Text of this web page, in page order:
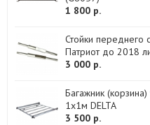
1 800 р.
Стойки переднего
Патриот до 2018
3 000 р.
Багажник
1х1м DELTA
3 500 р.